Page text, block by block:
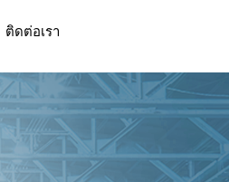
ติดต่อเรา